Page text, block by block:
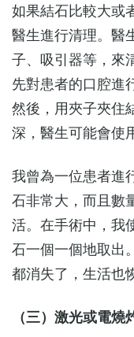
如果結石比較大或
醫生進行清理。醫
子、吸引器等，來
先對患者的口腔進
然後，用夾子夾住
深，醫生可能會使
我曾為一位患者進
石非常大，而且數
活。在手術中，我
石一個一個地取出
都消失了，生活也
（三）激光或電燒